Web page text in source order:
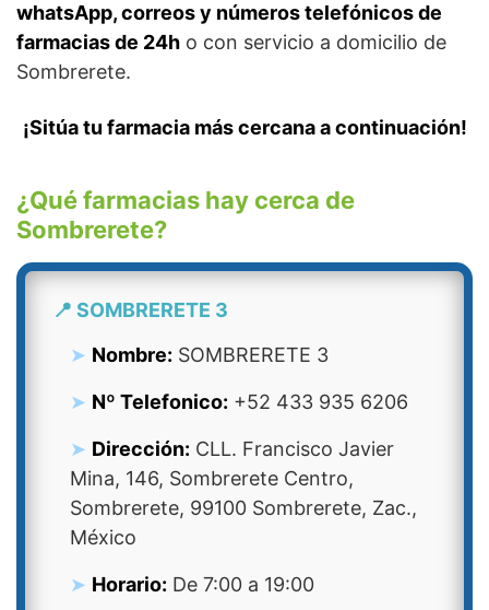
whatsApp, correos y números telefónicos de
farmacias de 24h o con servicio a domicilio de
Sombrerete.
¡Sitúa tu farmacia más cercana a continuación!
¿Qué farmacias hay cerca de
Sombrerete?
📍 SOMBRERETE 3
Nombre: SOMBRERETE 3
Nº Telefonico: +52 433 935 6206
Dirección: CLL. Francisco Javier
Mina, 146, Sombrerete Centro,
Sombrerete, 99100 Sombrerete, Zac.,
México
Horario: De 7:00 a 19:00